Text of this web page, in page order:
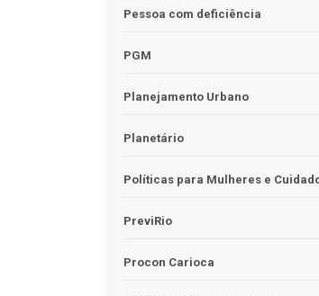
Pessoa com deficiência
PGM
Planejamento Urbano
Planetário
Políticas para Mulheres e
PreviRio
Procon Carioca